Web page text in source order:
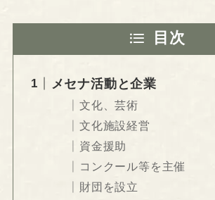
目次
メセナ活動と企業
文化、芸術
文化施設経営
資金援助
コンクール等を主催
財団を設立